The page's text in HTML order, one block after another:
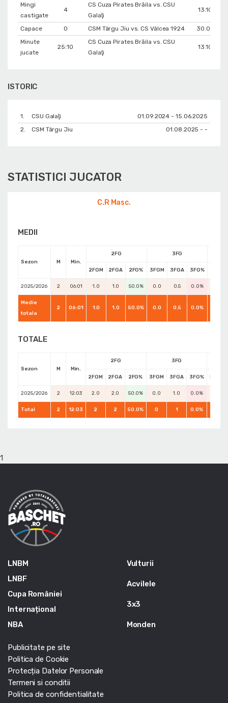
Mingi
castigate
4
CS Cuza Pirates Brăila vs. CSU
Galaţi
13.10.2024
Capace 0 CSM Târgu Jiu vs. CS Vâlcea 1924
Minute
jucate
25:10
CS Cuza Pirates Brăila vs. CSU
Galaţi
13.10.2024
ISTORIC
1. CSU Galaţi
01.09.2024 - 15.06.2025
2.
CSM Târgu Jiu 01.08.2025 - -
STATISTICI JUCATOR
C.R Masc.
MEDII
Sezon M Min.
2FG 3FG
2FGM 2FGA 2FG% 3FGM 3FGA 3FG%
2025/2026 2 06:01 1.0 1.0 50.0% 0.0 0.5 0.0%
Medie
totala
2 06:01 1.0 1.0 50.0% 0.0 0.5 0.0%
TOTALE
Sezon M Min.
2FG 3FG
2FGM 2FGA 2FG% 3FGM 3FGA 3FG% FTM
2025/2026 2 12:03 2.0 2.0 50.0% 0.0 1.0 0.0%
Total 2 12:03 2 2 50.0% 0 1 0.0%
1
LNBM
LNBF
Cupa României
Internațional
NBA
Vulturii
Acvilele
3x3
Monden
Publicitate pe site
Politica de Cookie
Protecția Datelor Personale
Termeni si conditii
Politica de confidentialitate